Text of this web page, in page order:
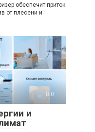
обеспечит приток
от плесени и
0
и